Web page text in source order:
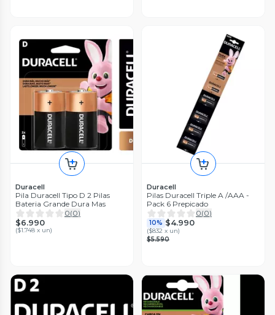
Duracell
Pila Duracell Tipo D 2 Pilas
Bateria Grande Dura Mas
0(0)
$6.990
($1.748 x un)
Duracell
Pilas Duracell Triple A /AAA -
Pack 6 Prepicado
0(0)
10% $4.990
($832 x un)
$5.590